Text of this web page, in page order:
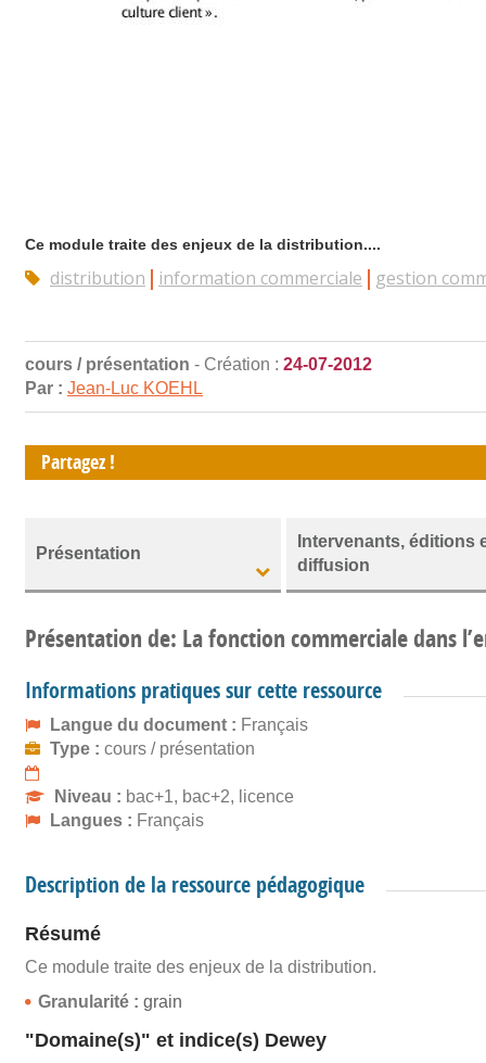
Ce module traite des enjeux de la distribution....
distribution information commerciale gestion
cours / présentation - Création : 24-07-2012
Par : Jean-Luc KOEHL
Partagez !
Présentation
Intervenants, éditions
diffusion
Présentation de: La fonction commerciale dans
Informations pratiques sur cette ressource
Langue du document : Français
Type : cours / présentation
Niveau : bac+1, bac+2, licence
Langues : Français
Description de la ressource pédagogique
Résumé
Ce module traite des enjeux de la distribution.
Granularité : grain
"Domaine(s)" et indice(s) Dewey